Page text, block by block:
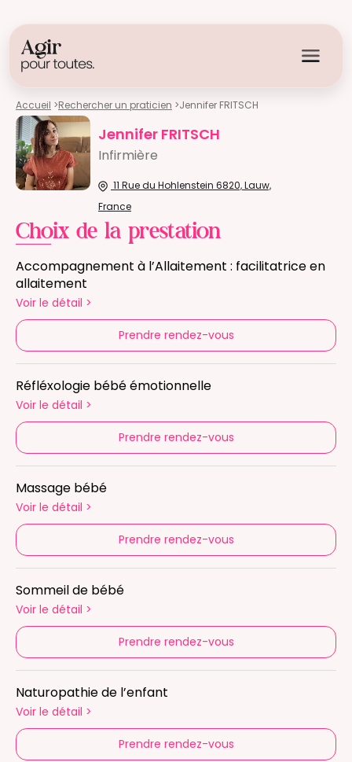
Accueil >Rechercher un praticien >Jennifer FRITSCH
Jennifer FRITSCH
Infirmière
11 Rue du Hohlenstein 6820, Lauw,
France
Choix de la prestation
Accompagnement à l’Allaitement : facilitatrice en
allaitement
Voir le détail >
Prendre rendez-vous
Réfléxologie bébé émotionnelle
Voir le détail >
Prendre rendez-vous
Massage bébé
Voir le détail >
Prendre rendez-vous
Sommeil de bébé
Voir le détail >
Prendre rendez-vous
Naturopathie de l’enfant
Voir le détail >
Prendre rendez-vous